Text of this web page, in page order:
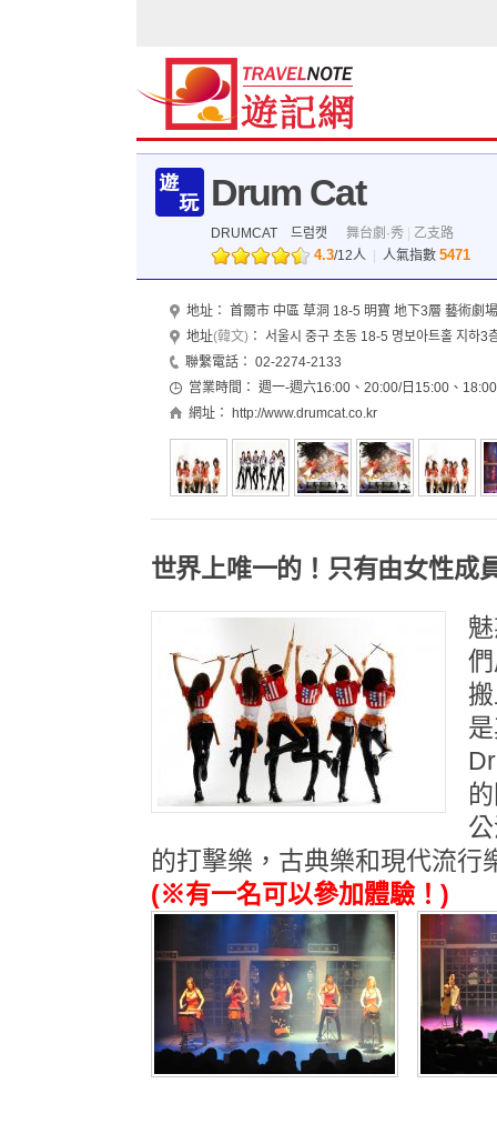
Drum Cat
DRUMCAT 드럼캣 舞台劇·秀 乙支路
4.3/12人 人氣指數 5471
地址： 首爾市 中區 草洞 18-5 明寶 地下3層 藝術劇場
地址(韓文)： 서울시 중구 초동 18-5 명보아트홀 지하3
聯繫電話： 02-2274-2133
営業時間： 週一-週六16:00、20:00/日15:00、18:00
網址：
http://www.drumcat.co.kr
世界上唯一的！只有由女性成
的打擊樂，古典樂和現代流行
(※有一名可以參加體驗！)